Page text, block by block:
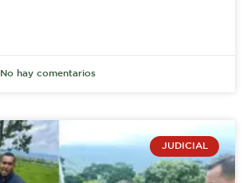
No hay comentarios
JUDICIAL